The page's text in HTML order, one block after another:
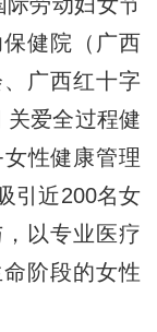
健院（广西
广西红十字
关爱全过程健
性健康管理
引近200名女
以专业医疗
阶段的女性